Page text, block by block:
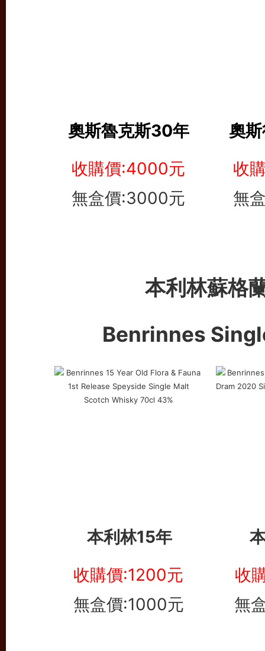
奧斯魯克斯30年
奧
收購價:4000元
無盒價:3000元
收
無
本利林蘇格
Benrinnes
本利林15年
收購價:1200元
無盒價:1000元
收
無